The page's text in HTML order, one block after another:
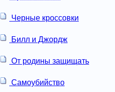
Черные кроссовки
Билл и Джордж
От родины защищать
Самоубийство